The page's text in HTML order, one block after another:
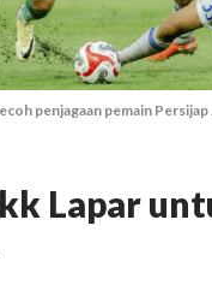
penjagaan pemain Persijap
Lapar